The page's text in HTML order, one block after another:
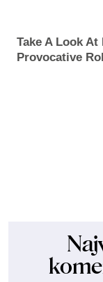
Take A Look
Provocative